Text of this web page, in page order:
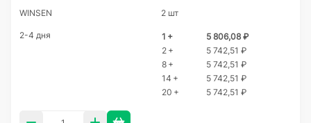
WINSEN 2 шт
2-4 дня 1 +
5 806,08 ₽
2 +
5 742,51 ₽
8 +
5 742,51 ₽
14 +
5 742,51 ₽
20 +
5 742,51 ₽